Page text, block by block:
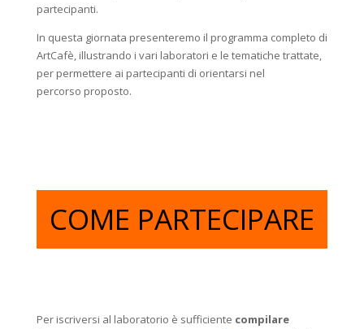
partecipanti.
In questa giornata presenteremo il programma completo di
ArtCafè, illustrando i vari laboratori e le tematiche trattate,
per permettere ai partecipanti di orientarsi nel
percorso proposto.
COME PARTECIPARE
Per iscriversi al laboratorio è sufficiente compilare